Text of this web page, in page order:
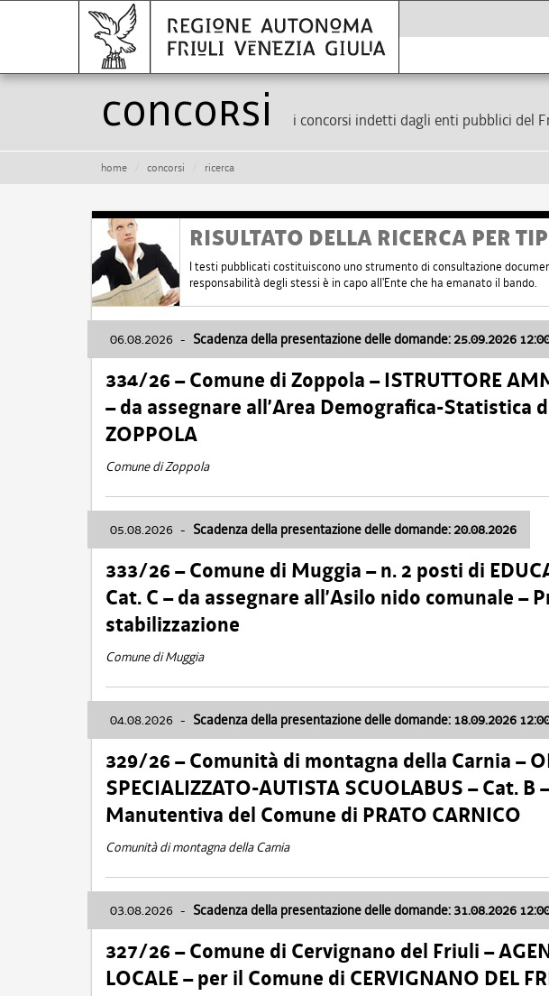
Concorsi i concorsi indetti dagli enti pubblici del
home concorsi ricerca
RISULTATO DELLA RICERCA PER
I testi pubblicati costituiscono uno strumento di consultazione
responsabilità degli stessi è in capo all'Ente che ha emanato il bando.
06.08.2026 - Scadenza della presentazione delle domande: 25.09.2026
334/26 – Comune di Zoppola – ISTRUTTORE
– da assegnare all’Area Demografica-Statistica
ZOPPOLA
Comune di Zoppola
05.08.2026 - Scadenza della presentazione delle domande: 20.08.2026
333/26 – Comune di Muggia – n. 2 posti di
Cat. C – da assegnare all’Asilo nido comunale –
stabilizzazione
Comune di Muggia
04.08.2026 - Scadenza della presentazione delle domande: 18.09.2026
329/26 – Comunità di montagna della Carnia –
SPECIALIZZATO-AUTISTA SCUOLABUS – Cat. B
Manutentiva del Comune di PRATO CARNICO
Comunità di montagna della Carnia
03.08.2026 - Scadenza della presentazione delle domande: 31.08.2026
327/26 – Comune di Cervignano del Friuli –
LOCALE – per il Comune di CERVIGNANO DEL